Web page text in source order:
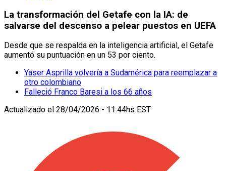
La transformación del Getafe con la IA: de
salvarse del descenso a pelear puestos en UEFA
Desde que se respalda en la inteligencia artificial, el Getafe
aumentó su puntuación en un 53 por ciento.
Yaser Asprilla volvería a Sudamérica para reemplazar a
otro colombiano
Falleció Franco Baresi a los 66 años
Actualizado el 28/04/2026 - 11:44hs EST